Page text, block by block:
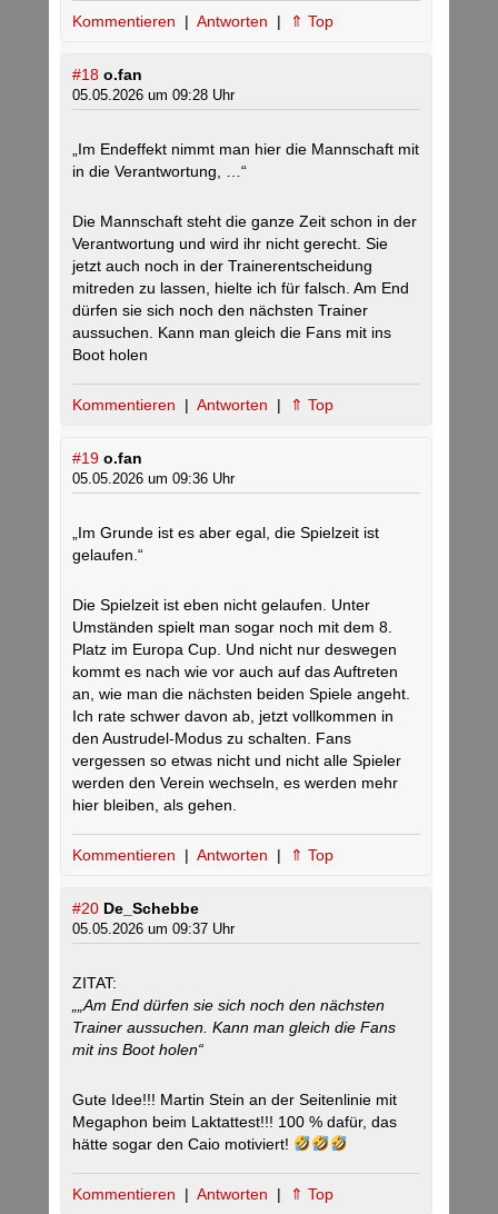
Kommentieren | Antworten | ⇑ Top
#18 o.fan
05.05.2026 um 09:28 Uhr
„Im Endeffekt nimmt man hier die Mannschaft mit
in die Verantwortung, …“
Die Mannschaft steht die ganze Zeit schon in der
Verantwortung und wird ihr nicht gerecht. Sie
jetzt auch noch in der Trainerentscheidung
mitreden zu lassen, hielte ich für falsch. Am End
dürfen sie sich noch den nächsten Trainer
aussuchen. Kann man gleich die Fans mit ins
Boot holen
Kommentieren | Antworten | ⇑ Top
#19 o.fan
05.05.2026 um 09:36 Uhr
„Im Grunde ist es aber egal, die Spielzeit ist
gelaufen.“
Die Spielzeit ist eben nicht gelaufen. Unter
Umständen spielt man sogar noch mit dem 8.
Platz im Europa Cup. Und nicht nur deswegen
kommt es nach wie vor auch auf das Auftreten
an, wie man die nächsten beiden Spiele angeht.
Ich rate schwer davon ab, jetzt vollkommen in
den Austrudel-Modus zu schalten. Fans
vergessen so etwas nicht und nicht alle Spieler
werden den Verein wechseln, es werden mehr
hier bleiben, als gehen.
Kommentieren | Antworten | ⇑ Top
#20 De_Schebbe
05.05.2026 um 09:37 Uhr
ZITAT:
„„Am End dürfen sie sich noch den nächsten
Trainer aussuchen. Kann man gleich die Fans
mit ins Boot holen“
Gute Idee!!! Martin Stein an der Seitenlinie mit
Megaphon beim Laktattest!!! 100 % dafür, das
hätte sogar den Caio motiviert!
Kommentieren | Antworten | ⇑ Top